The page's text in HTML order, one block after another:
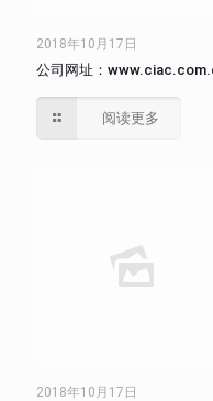
2018年10月17日
公司网址：
阅读更多
2018年10月17日